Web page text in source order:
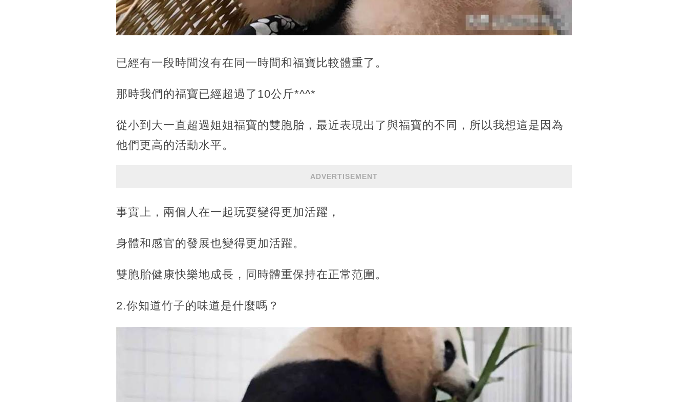
已經有一段時間沒有在同一時間和福寶比較體重了。
那時我們的福寶已經超過了10公斤*^^*
從小到大一直超過姐姐福寶的雙胞胎，最近表現出了與福寶的不同，所以我想這是因為
他們更高的活動水平。
ADVERTISEMENT
事實上，兩個人在一起玩耍變得更加活躍，
身體和感官的發展也變得更加活躍。
雙胞胎健康快樂地成長，同時體重保持在正常范圍。
2.你知道竹子的味道是什麼嗎？